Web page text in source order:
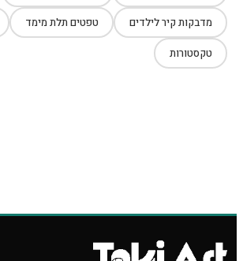
מדבקות קיר לילדים טפטים תלת מימד
טקסטורות